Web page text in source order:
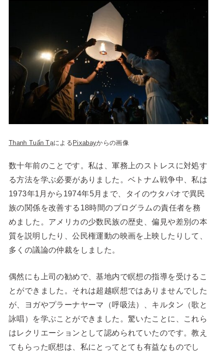
Thanh Tuấn Tạによる Pixabayからの画像
数十年前のことです。私は、軍務上のストレスに対処す
る方法を学ぶ必要がありました。ベトナム戦争中、私は
1973年1月から1974年5月まで、タイのウタパオで異民
族の関係を改善する18時間のプログラムの責任者を務
めました。アメリカの少数民族の歴史、偏見や差別の本
質を説明したり、公民権運動の映画を上映したりして、
多くの議論の仲裁をしました。
偶然にも上司の勧めで、基地内で瞑想の指導を受けるこ
とができました。それは超越瞑想ではありませんでした
が、ヨガやプラーナヤーマ（呼吸法）、キルタン（歌と
詠唱）を学ぶことができました。驚いたことに、これら
はレクリエーションとして認められていたのです。教え
てもらった瞑想は、私にとってとても有益なものでし